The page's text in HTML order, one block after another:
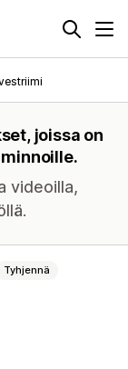
joissa on
videoilla,
Tyhjennä